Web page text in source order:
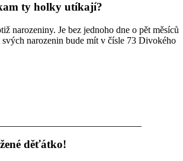
ty holky utíkají?
narozeniny. Je bez jednoho dne o pět měsíců
narozenin bude mít v čísle 73 Divokého
děťátko!